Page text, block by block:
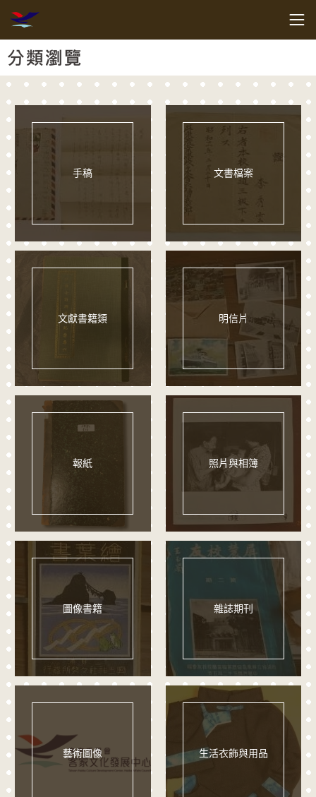
客家委員會客家文化發展中心
網頁導覽
分類瀏覽
手稿 文書檔案
文獻書籍類 明信片
報紙 照片與相簿
圖像書籍 雜誌期刊
藝術圖像 生活衣飾與用品